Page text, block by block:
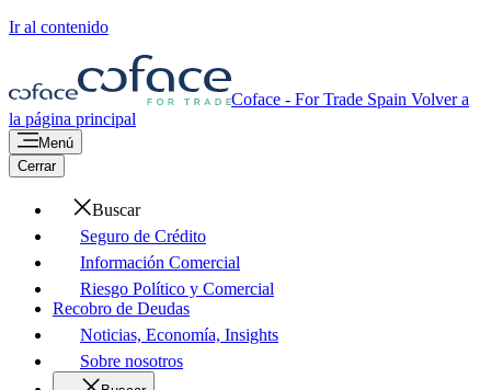
Ir al contenido
Coface - For Trade Spain Volver a
la página principal
Menú
Cerrar
Buscar
Seguro de Crédito
Información Comercial
Riesgo Político y Comercial
Recobro de Deudas
Noticias, Economía, Insights
Sobre nosotros